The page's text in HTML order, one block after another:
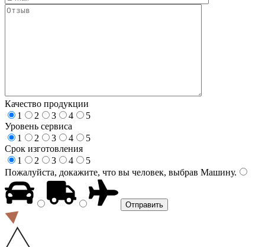
Качество продукции
1
2 3 4
5
Уровень сервиса
1
2 3 4
5
Срок изготовления
1
2 3 4
5
Пожалуйста, докажите, что вы человек, выбрав Машину.